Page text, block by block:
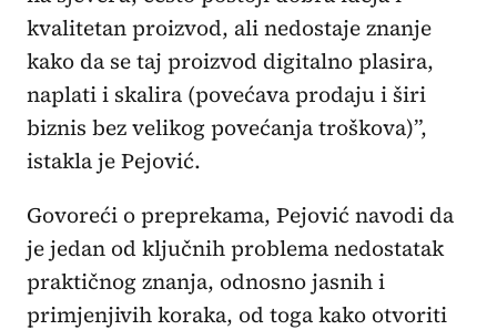
kvalitetan proizvod, ali nedostaje znanje
kako da se taj proizvod digitalno plasira,
naplati i skalira (povećava prodaju i širi
biznis bez velikog povećanja troškova)”,
istakla je Pejović.
Govoreći o preprekama, Pejović navodi da
je jedan od ključnih problema nedostatak
praktičnog znanja, odnosno jasnih i
primjenjivih koraka, od toga kako otvoriti